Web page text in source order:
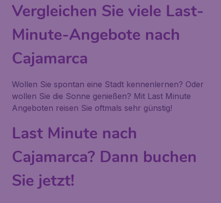
Vergleichen Sie viele Last-
Minute-Angebote nach
Cajamarca
Wollen Sie spontan eine Stadt kennenlernen? Oder
wollen Sie die Sonne genießen? Mit Last Minute
Angeboten reisen Sie oftmals sehr günstig!
Last Minute nach
Cajamarca? Dann buchen
Sie jetzt!